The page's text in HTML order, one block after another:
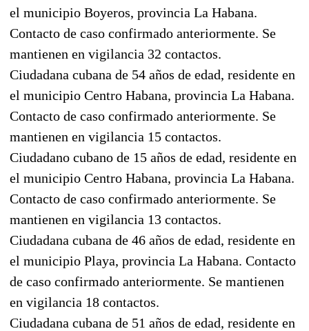
el municipio Boyeros, provincia La Habana.
Contacto de caso confirmado anteriormente. Se
mantienen en vigilancia 32 contactos.
Ciudadana cubana de 54 años de edad, residente en
el municipio Centro Habana, provincia La Habana.
Contacto de caso confirmado anteriormente. Se
mantienen en vigilancia 15 contactos.
Ciudadano cubano de 15 años de edad, residente en
el municipio Centro Habana, provincia La Habana.
Contacto de caso confirmado anteriormente. Se
mantienen en vigilancia 13 contactos.
Ciudadana cubana de 46 años de edad, residente en
el municipio Playa, provincia La Habana. Contacto
de caso confirmado anteriormente. Se mantienen
en vigilancia 18 contactos.
Ciudadana cubana de 51 años de edad, residente en